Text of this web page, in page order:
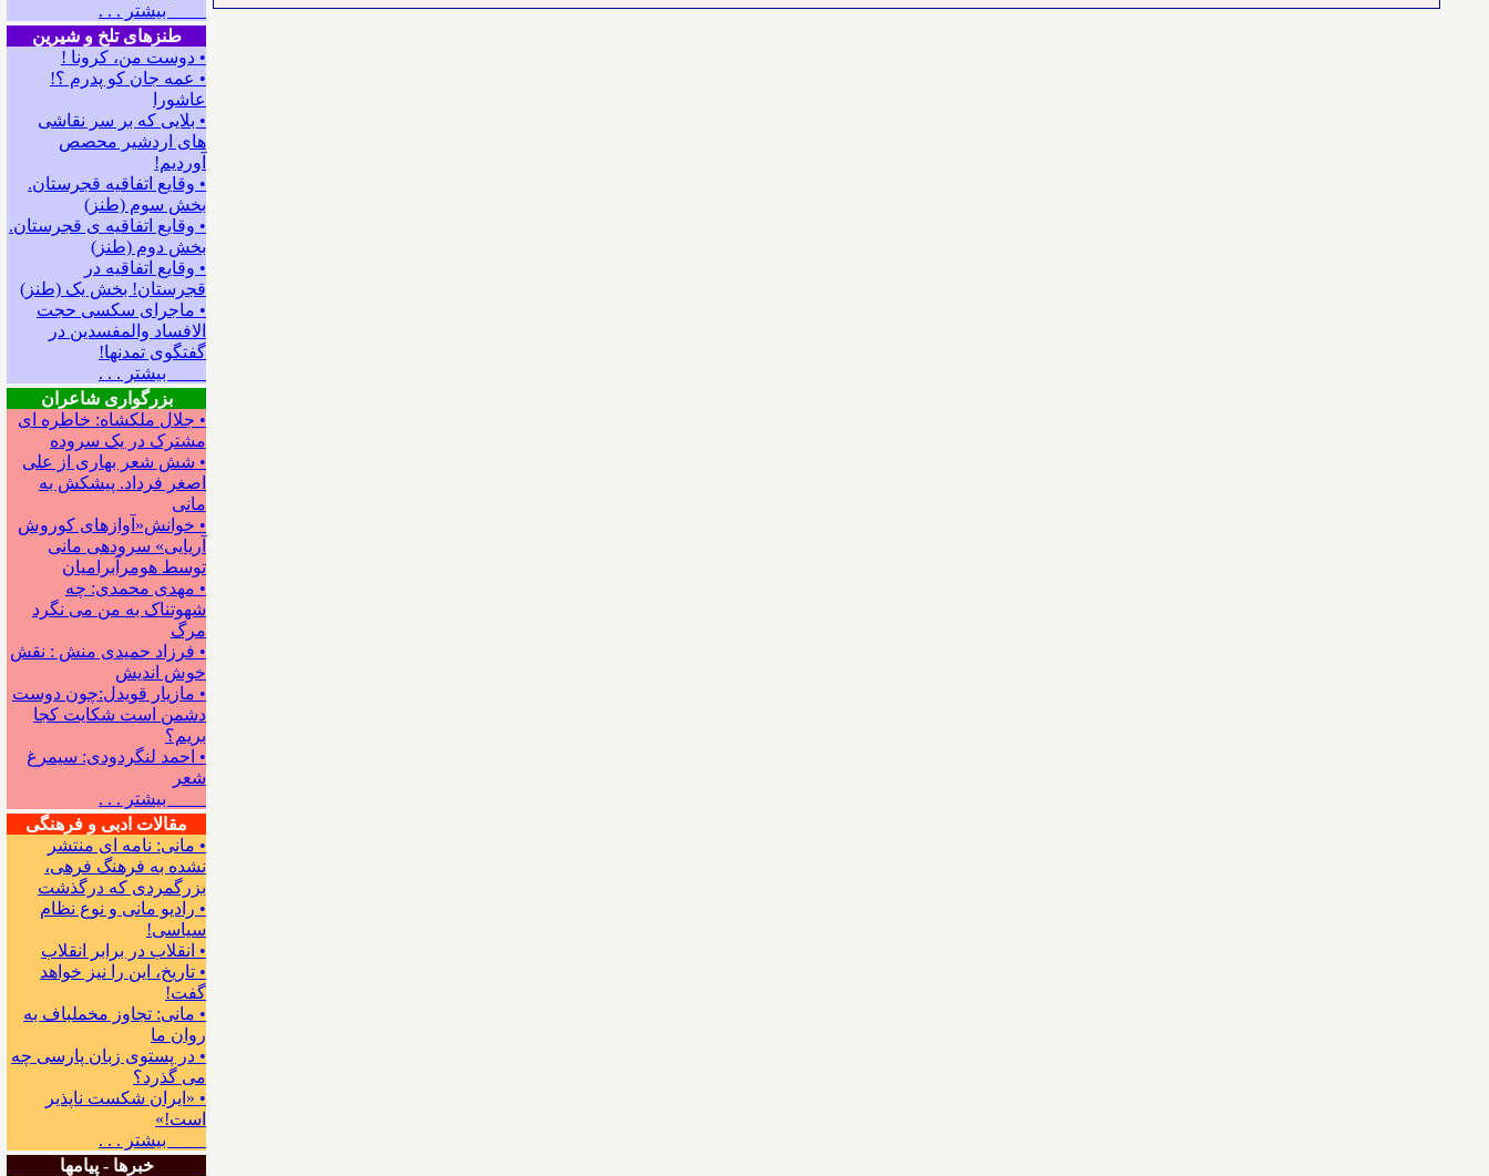
بیشتر . . .
طنزهای تلخ و شیرین
• دوست من، کرونا !
• ﻋﻤﻪ ﺟﺎﻥ ﻛﻮ ﭘﺪﺭﻡ ؟!
عاشورا
• بلایی که بر سر نقاشی
های اردشیر محصص
آوردیم!
• وقایع اتفاقیه قجرستان.
بخش سوم (طنز)
• وقایع اتفاقیه ی قجرستان.
بخش دوم (طنز)
• وقایع اتفاقیه در
قجرستان! بخش یک (طنز)
• ماجرای سکسی حجت
الافساد والمفسدین در
گفتگوی تمدنها!
بیشتر . . .
بزرگواری شاعران
• جلال ملکشاه: خاطره ای
مشترک در یک سروده
• شش شعر بهاری از علی
اصغر فرداد. پیشکش به
مانی
• خوانش«آوازهای کوروش
آریایی» سروده‍ی مانی
توسط هومرآبرامیان
• مهدی محمدی: چه
شهوتناک به من می نگرد
مرگ
• فرزاد حمیدی منش : نقش
خوش اندیش
• مازیار قویدل:چون دوست
دشمن است شکایت کجا
بریم؟
• احمد لنگردودی: سیمرغ
شعر
بیشتر . . .
مقالات ادبی و فرهنگی
• مانی: نامه ای منتشر
نشده به فرهنگ فرهی،
بزرگمردی که درگذشت
• رادیو مانی و نوع نظام
سیاسی!
• انقلاب در برابر انقلاب
• تاریخ، این را نیز خواهد
گفت!
• مانی: تجاوز مخملباف به
روان ما
• در پستوی زبان پارسی چه
می گذرد؟
• «ایران شکست ناپذیر
است!»
بیشتر . . .
خبرها - پیامها